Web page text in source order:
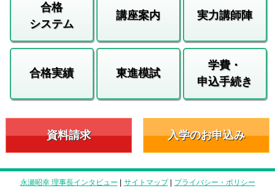
合格
システム
講座案内 実力講師陣
合格実績 東進模試
学費・
申込手続き
資料請求 入学のお申込み
永瀬昭幸 理事長インタビュー | サイトマップ| プライバシー・ポリシー